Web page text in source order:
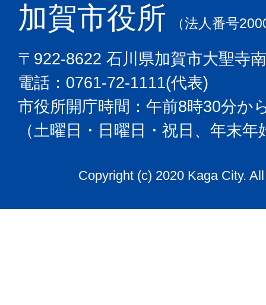
加賀市役所 （法人番号
〒922-8622 石川県加賀市大聖寺
電話：0761-72-1111(代表)
市役所開庁時間：午前8時30分か
（土曜日・日曜日・祝日、年末
Copyright (c) 2020 Kaga City.